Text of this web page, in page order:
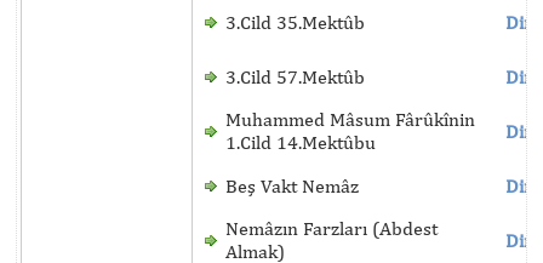
3.Cild 35.Mektûb
3.Cild 57.Mektûb
Muhammed Mâsum Fârûkînin
1.Cild 14.Mektûbu
Beş Vakt Nemâz
Nemâzın Farzları (Abdest
Almak)